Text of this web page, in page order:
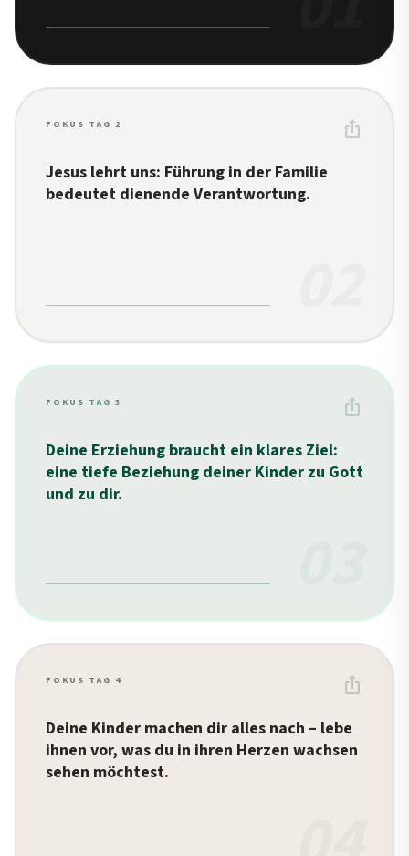
FOKUS TAG 2 ios_share
Jesus lehrt uns: Führung in der Familie
bedeutet dienende Verantwortung.
FOKUS TAG 3 ios_share
Deine Erziehung braucht ein klares Ziel:
eine tiefe Beziehung deiner Kinder zu Gott
und zu dir.
FOKUS TAG 4 ios_share
Deine Kinder machen dir alles nach – lebe
ihnen vor, was du in ihren Herzen wachsen
sehen möchtest.